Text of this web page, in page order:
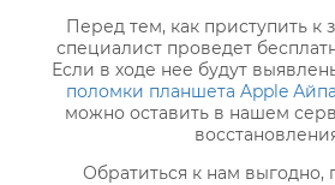
Перед тем, как приступить к
специалист проведет
Если в ходе нее будут
поломки планшета Apple
можно оставить в нашем
Обратиться к нам выгодно,